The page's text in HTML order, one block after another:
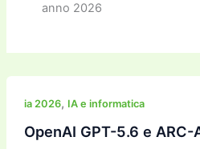
anno 2026
ia 2026, IA e informatica
OpenAI GPT-5.6 e ARC-